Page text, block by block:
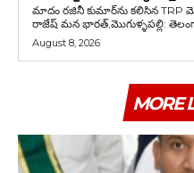
మాదం రజినీ కుమార్‌ను కలిసిన TRP
రాజేష్ మన
August 8, 2026
MORE